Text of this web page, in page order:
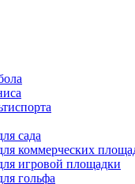
сада
коммерческих
игровой площадки
гольфа